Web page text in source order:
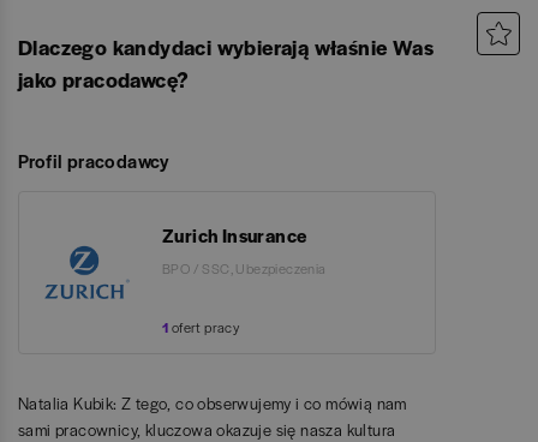
Dlaczego kandydaci wybierają właśnie Was
jako pracodawcę?
Profil pracodawcy
Zurich Insurance
BPO / SSC, Ubezpieczenia
1ofert pracy
Natalia Kubik: Z tego, co obserwujemy i co mówią nam
sami pracownicy, kluczowa okazuje się nasza kultura